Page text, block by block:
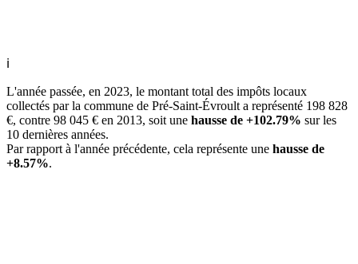
ℹ
L'année passée, en 2023, le montant total des impôts locaux
collectés par la commune de Pré-Saint-Évroult a représenté 198 828
€, contre 98 045 € en 2013, soit une hausse de +102.79% sur les
10 dernières années.
Par rapport à l'année précédente, cela représente une hausse de
+8.57%.